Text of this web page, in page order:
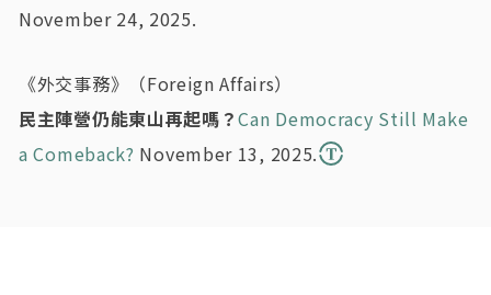
November 24, 2025.
《外交事務》（Foreign Affairs）
民主陣營仍能東山再起嗎？Can Democracy Still Make
a Comeback? November 13, 2025.